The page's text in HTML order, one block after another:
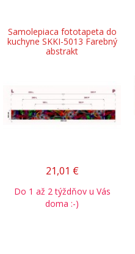
Samolepiaca fototapeta do
kuchyne SKKI-5013 Farebný
abstrakt
21,01 €
Do 1 až 2 týždňov u Vás
doma :-)